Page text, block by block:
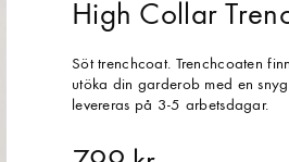
High Collar
Söt trenchcoat. Trenchcoaten
utöka din garderob med en
levereras på 3-5 arbetsdagar.